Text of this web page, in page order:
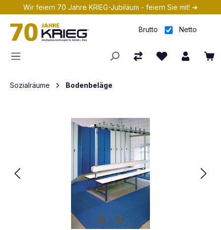
Zum Hauptinhalt springen
Wir feiern 70 Jahre KRIEG-Jubiläum - feiern Sie mit! ➔
Brutto Netto
Sozialräume Bodenbeläge